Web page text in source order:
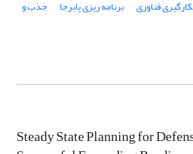
فناوری برنامه ریزی پابرجا جذب و
Steady State Planning for